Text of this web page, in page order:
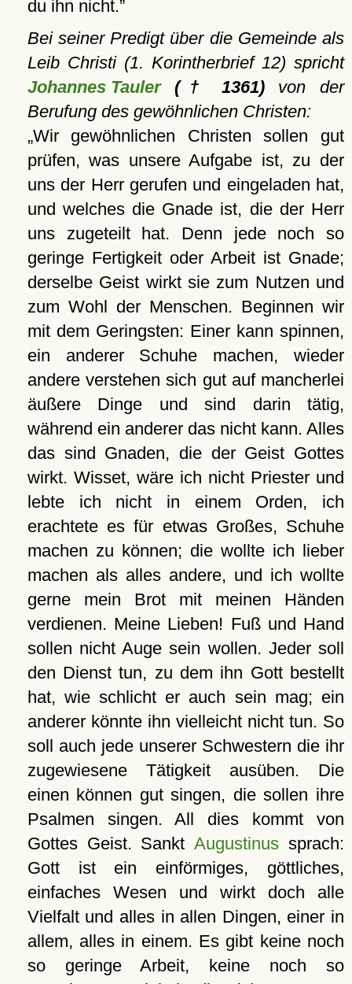
du ihn nicht.
Bei seiner Predigt über die Gemeinde als
Leib Christi (1. Korintherbrief 12) spricht
Johannes Tauler(† 1361)von der
Berufung des gewöhnlichen Christen:
Wir gewöhnlichen Christen sollen gut
prüfen, was unsere Aufgabe ist, zu der
uns der Herr gerufen und eingeladen hat,
und welches die Gnade ist, die der Herr
uns zugeteilt hat. Denn jede noch so
geringe Fertigkeit oder Arbeit ist Gnade;
derselbe Geist wirkt sie zum Nutzen und
zum Wohl der Menschen. Beginnen wir
mit dem Geringsten: Einer kann spinnen,
ein anderer Schuhe machen, wieder
andere verstehen sich gut auf mancherlei
äußere Dinge und sind darin tätig,
während ein anderer das nicht kann. Alles
das sind Gnaden, die der Geist Gottes
wirkt. Wisset, wäre ich nicht Priester und
lebte ich nicht in einem Orden, ich
erachtete es für etwas Großes, Schuhe
machen zu können; die wollte ich lieber
machen als alles andere, und ich wollte
gerne mein Brot mit meinen Händen
verdienen. Meine Lieben! Fuß und Hand
sollen nicht Auge sein wollen. Jeder soll
den Dienst tun, zu dem ihn Gott bestellt
hat, wie schlicht er auch sein mag; ein
anderer könnte ihn vielleicht nicht tun. So
soll auch jede unserer Schwestern die ihr
zugewiesene Tätigkeit ausüben. Die
einen können gut singen, die sollen ihre
Psalmen singen. All dies kommt von
Gottes Geist. SanktAugustinus sprach:
Gott ist ein einförmiges, göttliches,
einfaches Wesen und wirkt doch alle
Vielfalt und alles in allen Dingen, einer in
allem, alles in einem. Es gibt keine noch
so geringe Arbeit, keine noch so